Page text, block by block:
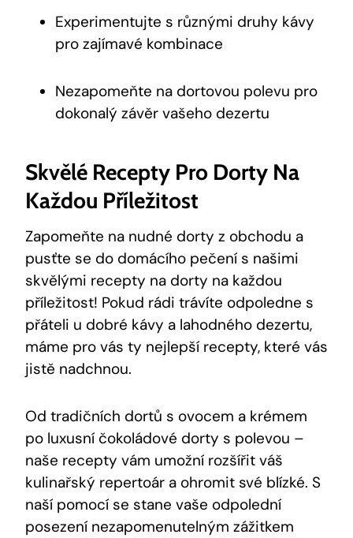
Experimentujte s různými druhy kávy
pro zajímavé kombinace
Nezapomeňte na dortovou polevu pro
dokonalý závěr vašeho dezertu
Skvělé Recepty Pro Dorty Na
Každou Příležitost
Zapomeňte na nudné dorty z obchodu a
pusťte se do domácího pečení s našimi
skvělými recepty na dorty na každou
příležitost! Pokud rádi trávíte odpoledne s
přáteli u dobré kávy a lahodného dezertu,
máme pro vás ty nejlepší recepty, které vás
jistě nadchnou.
Od tradičních dortů s ovocem a krémem
po luxusní čokoládové dorty s polevou –
naše recepty vám umožní rozšířit váš
kulinařský repertoár a ohromit své blízké. S
naší pomocí se stane vaše odpolední
posezení nezapomenutelným zážitkem